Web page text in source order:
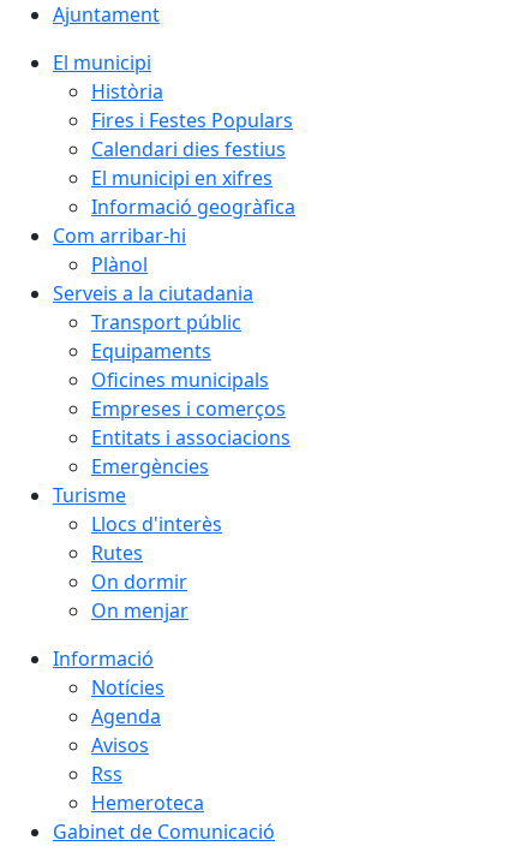
Ajuntament
El municipi
Història
Fires i Festes Populars
Calendari dies festius
El municipi en xifres
Informació geogràfica
Com arribar-hi
Plànol
Serveis a la ciutadania
Transport públic
Equipaments
Oficines municipals
Empreses i comerços
Entitats i associacions
Emergències
Turisme
Llocs d'interès
Rutes
On dormir
On menjar
Informació
Notícies
Agenda
Avisos
Rss
Hemeroteca
Gabinet de Comunicació